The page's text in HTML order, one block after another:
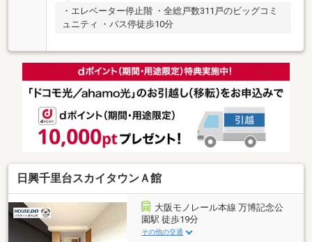
・エレベーター停止階 ・全総戸数311戸のビッグコミ
ュニティ ・バス停徒歩10分
日興千里台スカイタウンＡ館
大阪モノレール本線 万博記念公
園駅 徒歩19分
その他の交通